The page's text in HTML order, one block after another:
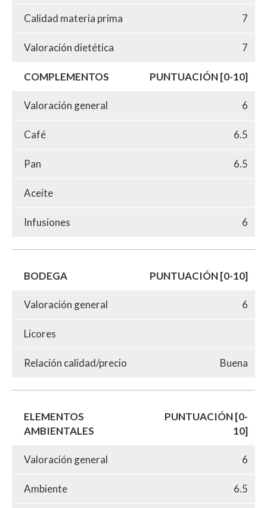
Calidad materia prima 7
Valoración dietética 7
COMPLEMENTOS PUNTUACIÓN [0-10]
Valoración general 6
Café 6.5
Pan 6.5
Aceite
Infusiones 6
BODEGA PUNTUACIÓN [0-10]
Valoración general 6
Licores
Relación calidad/precio Buena
ELEMENTOS
AMBIENTALES
PUNTUACIÓN [0-
10]
Valoración general 6
Ambiente 6.5